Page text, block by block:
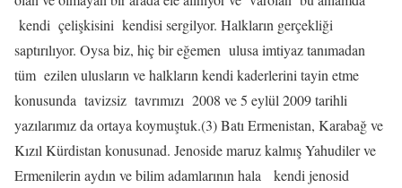
kendi çelişkisini kendisi sergilyor. Halkların gerçekliği
saptırılıyor. Oysa biz, hiç bir eğemen ulusa imtiyaz tanımadan
tüm ezilen ulusların ve halkların kendi kaderlerini tayin etme
konusunda tavizsiz tavrımızı 2008 ve 5 eylül 2009 tarihli
yazılarımız da ortaya koymuştuk.(3) Batı Ermenistan, Karabağ ve
Kızıl Kürdistan konusunad. Jenoside maruz kalmış Yahudiler ve
Ermenilerin aydın ve bilim adamlarının hala
kendi jenosid